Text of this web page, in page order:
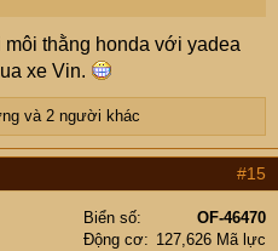
thằng honda với yadea
xe Vin.
và 2 người khác
#15
Biển số
OF-46470
Động cơ
127,626 Mã lực